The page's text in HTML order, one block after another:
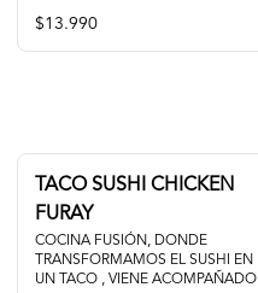
$13.990
TACO SUSHI CHICKEN
FURAY
COCINA FUSIÓN, DONDE
TRANSFORMAMOS EL SUSHI EN
UN TACO , VIENE ACOMPAÑADO